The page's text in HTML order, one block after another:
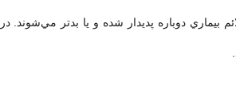
دوباره پديدار شده و يا بدتر مي‌شوند. در